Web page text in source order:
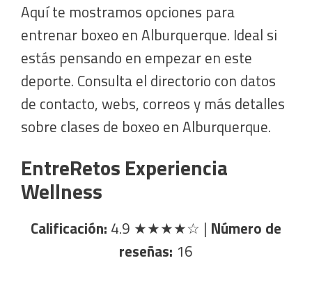
Aquí te mostramos opciones para
entrenar boxeo en Alburquerque. Ideal si
estás pensando en empezar en este
deporte. Consulta el directorio con datos
de contacto, webs, correos y más detalles
sobre clases de boxeo en Alburquerque.
EntreRetos Experiencia
Wellness
Calificación: 4.9 ★★★★☆ | Número de
reseñas: 16